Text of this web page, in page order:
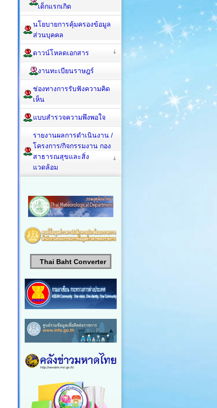
เด็กแรกเกิด
นโยบายการคุ้มครองข้อมูล
ส่วนบุคคล
ดาวน์โหลดเอกสาร
งานทะเบียนราษฎร์
ช่องทางการรับฟังความคิด
เห็น
แบบสำรวจความพึงพอใจ
รายงานผลการดำเนินงาน /
โครงการ/กิจกรรมงาน กอง
สาธารณสุขและสิ่ง
แวดล้อม
Thai Baht Converter